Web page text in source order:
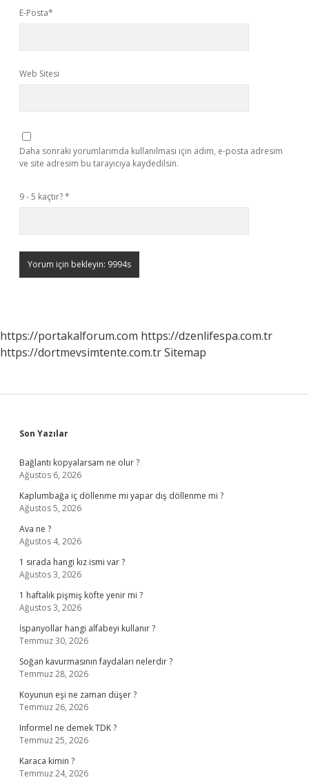
E-Posta*
Web Sitesi
Daha sonraki yorumlarımda kullanılması için adım, e-posta adresim
ve site adresim bu tarayıcıya kaydedilsin.
9 - 5 kaçtır?*
https://portakalforum.com https://dzenlifespa.com.tr
https://dortmevsimtente.com.trSitemap
Sidebar
Son Yazılar
Bağlantı kopyalarsam ne olur ?
Ağustos 6, 2026
Kaplumbağa iç döllenme mi yapar dış döllenme mi ?
Ağustos 5, 2026
Ava ne ?
Ağustos 4, 2026
1 sırada hangi kız ismi var ?
Ağustos 3, 2026
1 haftalık pişmiş köfte yenir mi ?
Ağustos 3, 2026
İspanyollar hangi alfabeyi kullanır ?
Temmuz 30, 2026
Soğan kavurmasının faydaları nelerdir ?
Temmuz 28, 2026
Koyunun eşi ne zaman düşer ?
Temmuz 26, 2026
Informel ne demek TDK ?
Temmuz 25, 2026
Karaca kimin ?
Temmuz 24, 2026